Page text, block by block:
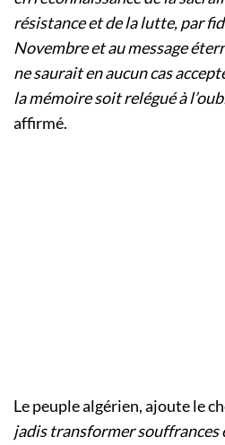
résistance et de la lutte, par
Novembre et au message
ne saurait en aucun cas
la mémoire soit relégué à
affirmé.
Le peuple algérien, ajoute le
jadis transformer souffrances